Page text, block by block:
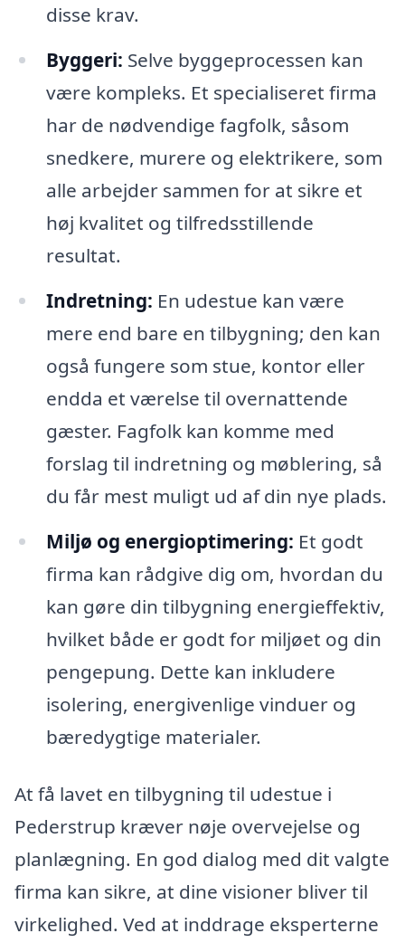
disse krav.
Byggeri: Selve byggeprocessen kan
være kompleks. Et specialiseret firma
har de nødvendige fagfolk, såsom
snedkere, murere og elektrikere, som
alle arbejder sammen for at sikre et
høj kvalitet og tilfredsstillende
resultat.
Indretning: En udestue kan være
mere end bare en tilbygning; den kan
også fungere som stue, kontor eller
endda et værelse til overnattende
gæster. Fagfolk kan komme med
forslag til indretning og møblering, så
du får mest muligt ud af din nye plads.
Miljø og energioptimering: Et godt
firma kan rådgive dig om, hvordan du
kan gøre din tilbygning energieffektiv,
hvilket både er godt for miljøet og din
pengepung. Dette kan inkludere
isolering, energivenlige vinduer og
bæredygtige materialer.
At få lavet en tilbygning til udestue i
Pederstrup kræver nøje overvejelse og
planlægning. En god dialog med dit valgte
firma kan sikre, at dine visioner bliver til
virkelighed. Ved at inddrage eksperterne